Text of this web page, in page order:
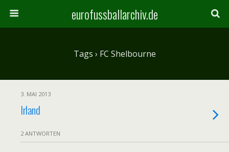
eurofussballarchiv.de
Tags › FC Shelbourne
3. MAI 2013
Irland
2 ANTWORTEN